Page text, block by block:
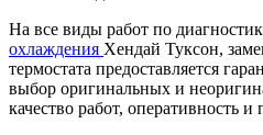
На все виды работ по
охлаждения Хендай Туксон,
термостата предоставляется
выбор оригинальных и
качество работ, оперативность